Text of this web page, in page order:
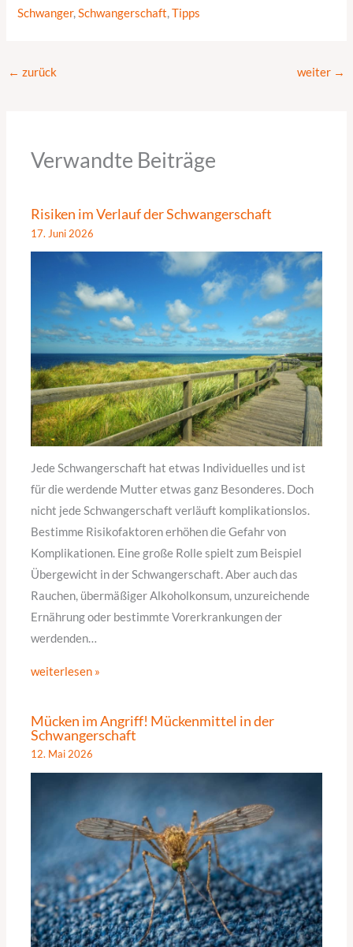
Schwanger,Schwangerschaft,Tipps
← zurück weiter →
Verwandte Beiträge
Risiken im Verlauf der Schwangerschaft
17. Juni 2026
Jede Schwangerschaft hat etwas Individuelles und ist
für die werdende Mutter etwas ganz Besonderes. Doch
nicht jede Schwangerschaft verläuft komplikationslos.
Bestimme Risikofaktoren erhöhen die Gefahr von
Komplikationen. Eine große Rolle spielt zum Beispiel
Übergewicht in der Schwangerschaft. Aber auch das
Rauchen, übermäßiger Alkoholkonsum, unzureichende
Ernährung oder bestimmte Vorerkrankungen der
werdenden…
weiterlesen »
Mücken im Angriff! Mückenmittel in der
Schwangerschaft
12. Mai 2026